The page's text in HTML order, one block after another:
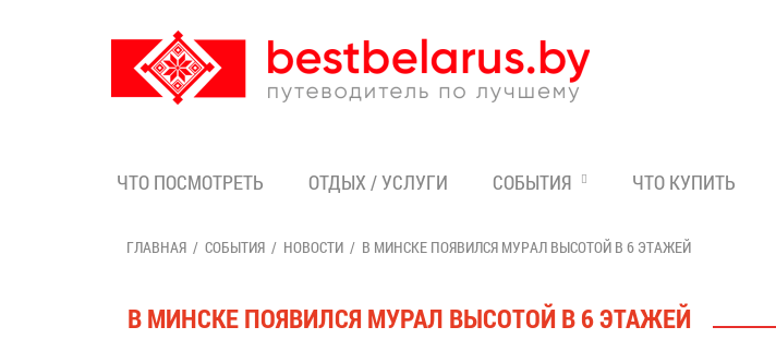
ЧТО ПОСМОТРЕТЬ ОТДЫХ / УСЛУГИ СОБЫТИЯ ЧТО КУПИТЬ
ГЛАВНАЯ СОБЫТИЯ НОВОСТИ В МИНСКЕ ПОЯВИЛСЯ МУРАЛ ВЫСОТОЙ В 6 ЭТАЖЕЙ
В МИНСКЕ ПОЯВИЛСЯ МУРАЛ ВЫСОТОЙ В 6 ЭТАЖЕЙ